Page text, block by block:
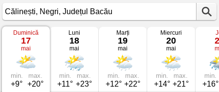
Vremea
Călinești
17
mai
2026
Negri,
Județul
Duminică
17
mai
min.
+9°
max.
+20°
Luni
18
mai
min.
+11°
max.
+23°
Marți
19
mai
min.
+12°
max.
+22°
Miercuri
20
mai
min.
+14°
max.
+21°
min.
+16°